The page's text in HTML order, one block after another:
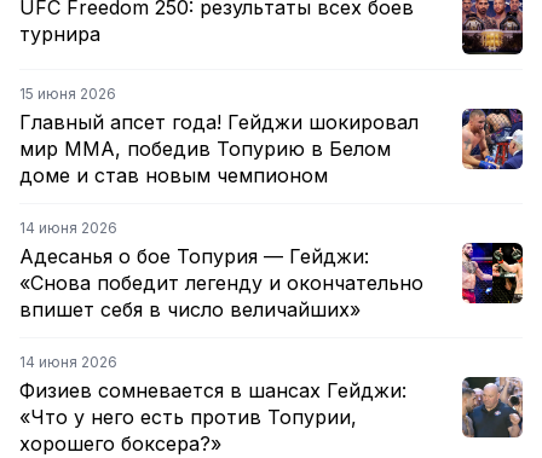
UFC Freedom 250: результаты всех боев
турнира
15 июня 2026
Главный апсет года! Гейджи шокировал
мир ММА, победив Топурию в Белом
доме и став новым чемпионом
14 июня 2026
Адесанья о бое Топурия — Гейджи:
«Снова победит легенду и окончательно
впишет себя в число величайших»
14 июня 2026
Физиев сомневается в шансах Гейджи:
«Что у него есть против Топурии,
хорошего боксера?»